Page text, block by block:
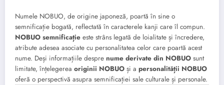
Numele NOBUO, de origine japoneză, poartă în sine o
semnificație bogată, reflectată în caracterele kanji care îl compun.
NOBUO semnificație este strâns legată de loialitate și încredere,
atribute adesea asociate cu personalitatea celor care poartă acest
nume. Deși informațiile despre nume derivate din NOBUO sunt
limitate, înțelegerea originii NOBUO și a personalității NOBUO
oferă o perspectivă asupra semnificației sale culturale și personale.